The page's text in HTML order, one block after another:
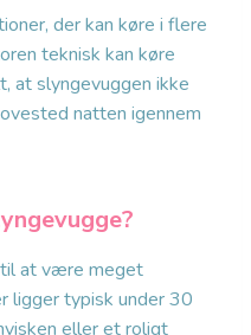
der kan køre i flere
teknisk kan køre
at slyngevuggen ikke
natten igennem
at være meget
ligger typisk under 30
eller et roligt